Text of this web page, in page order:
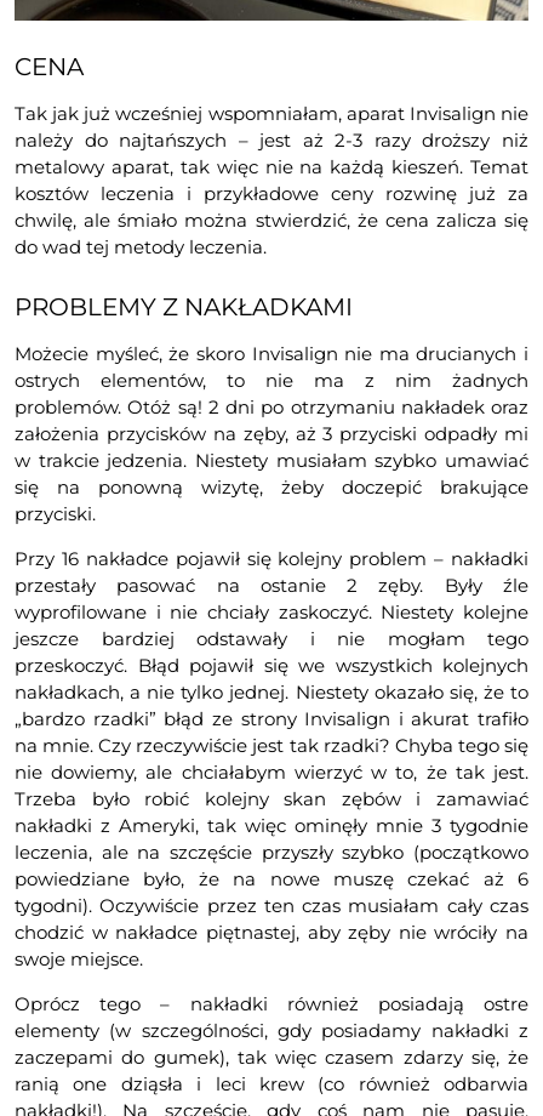
CENA
Tak jak już wcześniej wspomniałam, aparat Invisalign nie
należy do najtańszych – jest aż 2-3 razy droższy niż
metalowy aparat, tak więc nie na każdą kieszeń. Temat
kosztów leczenia i przykładowe ceny rozwinę już za
chwilę, ale śmiało można stwierdzić, że cena zalicza się
do wad tej metody leczenia.
PROBLEMY Z NAKŁADKAMI
Możecie myśleć, że skoro Invisalign nie ma drucianych i
ostrych elementów, to nie ma z nim żadnych
problemów. Otóż są! 2 dni po otrzymaniu nakładek oraz
założenia przycisków na zęby, aż 3 przyciski odpadły mi
w trakcie jedzenia. Niestety musiałam szybko umawiać
się na ponowną wizytę, żeby doczepić brakujące
przyciski.
Przy 16 nakładce pojawił się kolejny problem – nakładki
przestały pasować na ostanie 2 zęby. Były źle
wyprofilowane i nie chciały zaskoczyć. Niestety kolejne
jeszcze bardziej odstawały i nie mogłam tego
przeskoczyć. Błąd pojawił się we wszystkich kolejnych
nakładkach, a nie tylko jednej. Niestety okazało się, że to
„bardzo rzadki” błąd ze strony Invisalign i akurat trafiło
na mnie. Czy rzeczywiście jest tak rzadki? Chyba tego się
nie dowiemy, ale chciałabym wierzyć w to, że tak jest.
Trzeba było robić kolejny skan zębów i zamawiać
nakładki z Ameryki, tak więc ominęły mnie 3 tygodnie
leczenia, ale na szczęście przyszły szybko (początkowo
powiedziane było, że na nowe muszę czekać aż 6
tygodni). Oczywiście przez ten czas musiałam cały czas
chodzić w nakładce piętnastej, aby zęby nie wróciły na
swoje miejsce.
Oprócz tego – nakładki również posiadają ostre
elementy (w szczególności, gdy posiadamy nakładki z
zaczepami do gumek), tak więc czasem zdarzy się, że
ranią one dziąsła i leci krew (co również odbarwia
nakładki!). Na szczęście, gdy coś nam nie pasuje,